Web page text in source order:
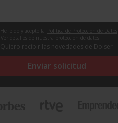
He leído y acepto la Política de Protección de Datos
Ver detalles de nuestra protección de datos +
Quiero recibir las novedades de Doiser
Enviar solicitud